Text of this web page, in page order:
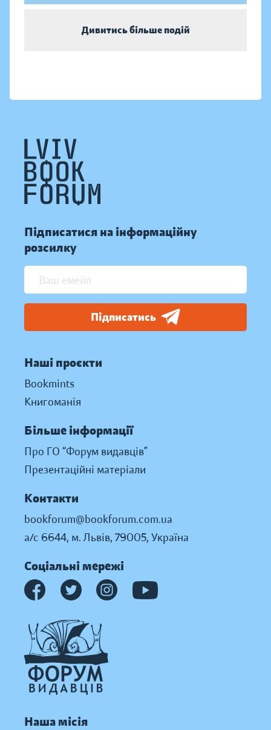
Дивитись більше подій
Підписатися на інформаційну
розсилку
Підписатись
Наші проєкти
Bookmints
Книгоманія
Більше інформації
Про ГО “Форум видавців”
Презентаційні матеріали
Контакти
bookforum@bookforum.com.ua
а/с 6644, м. Львів, 79005, Україна
Соціальні мережі
Наша місія